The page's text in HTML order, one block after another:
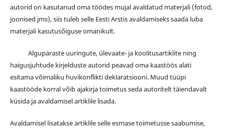
autorid on kasutanud oma töödes mujal avaldatud materjali (fotod,
joonised jms), siis tuleb selle Eesti Arstis avaldamiseks saada luba
materjali kasutusõiguse omanikult.
Algupäraste uuringute, ülevaate- ja koolitusartiklite ning
haigusjuhtude kirjelduste autorid peavad oma kaastöös alati
esitama võimaliku huvikonflikti deklaratsiooni. Muud tüüpi
kaastööde korral võib ajakirja toimetus seda autoritelt täiendavalt
küsida ja avaldamisel artiklile lisada.
Avaldamisel lisatakse artiklile selle esmase toimetusse saabumise,